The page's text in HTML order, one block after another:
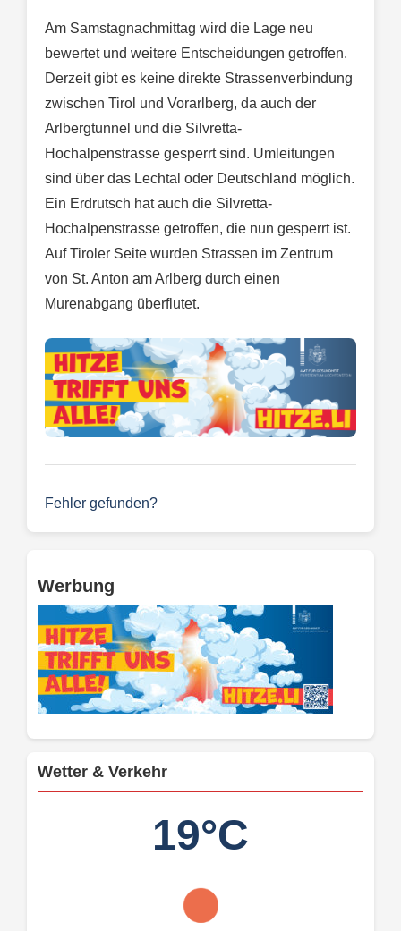
Am Samstagnachmittag wird die Lage neu
bewertet und weitere Entscheidungen getroffen.
Derzeit gibt es keine direkte Strassenverbindung
zwischen Tirol und Vorarlberg, da auch der
Arlbergtunnel und die Silvretta-
Hochalpenstrasse gesperrt sind. Umleitungen
sind über das Lechtal oder Deutschland möglich.
Ein Erdrutsch hat auch die Silvretta-
Hochalpenstrasse getroffen, die nun gesperrt ist.
Auf Tiroler Seite wurden Strassen im Zentrum
von St. Anton am Arlberg durch einen
Murenabgang überflutet.
Fehler gefunden?
Werbung
Wetter & Verkehr
19°C